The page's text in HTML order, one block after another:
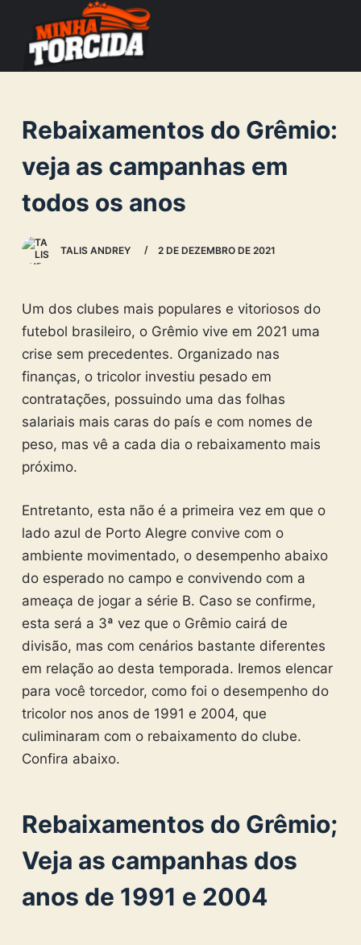
n
e
Rebaixamentos do Grêmio:
veja as campanhas em
todos os anos
TALIS ANDREY 2 DE DEZEMBRO DE 2021
Um dos clubes mais populares e vitoriosos do
futebol brasileiro, o Grêmio vive em 2021 uma
crise sem precedentes. Organizado nas
finanças, o tricolor investiu pesado em
contratações, possuindo uma das folhas
salariais mais caras do país e com nomes de
peso, mas vê a cada dia o rebaixamento mais
próximo.
Entretanto, esta não é a primeira vez em que o
lado azul de Porto Alegre convive com o
ambiente movimentado, o desempenho abaixo
do esperado no campo e convivendo com a
ameaça de jogar a série B. Caso se confirme,
esta será a 3ª vez que o Grêmio cairá de
divisão, mas com cenários bastante diferentes
em relação ao desta temporada. Iremos elencar
para você torcedor, como foi o desempenho do
tricolor nos anos de 1991 e 2004, que
culiminaram com o rebaixamento do clube.
Confira abaixo.
Rebaixamentos do Grêmio;
Veja as campanhas dos
anos de 1991 e 2004